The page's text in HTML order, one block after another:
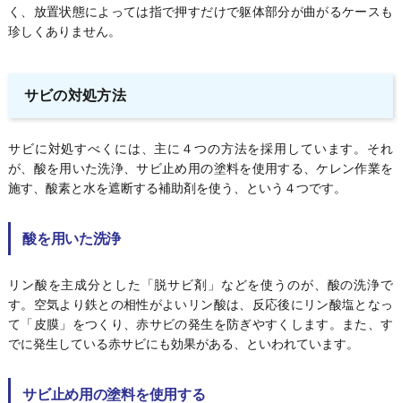
く、放置状態によっては指で押すだけで躯体部分が曲がるケースも
珍しくありません。
サビの対処方法
サビに対処すべくには、主に４つの方法を採用しています。それ
が、酸を用いた洗浄、サビ止め用の塗料を使用する、ケレン作業を
施す、酸素と水を遮断する補助剤を使う、という４つです。
酸を用いた洗浄
リン酸を主成分とした「脱サビ剤」などを使うのが、酸の洗浄で
す。空気より鉄との相性がよいリン酸は、反応後にリン酸塩となっ
て「皮膜」をつくり、赤サビの発生を防ぎやすくします。また、す
でに発生している赤サビにも効果がある、といわれています。
サビ止め用の塗料を使用する